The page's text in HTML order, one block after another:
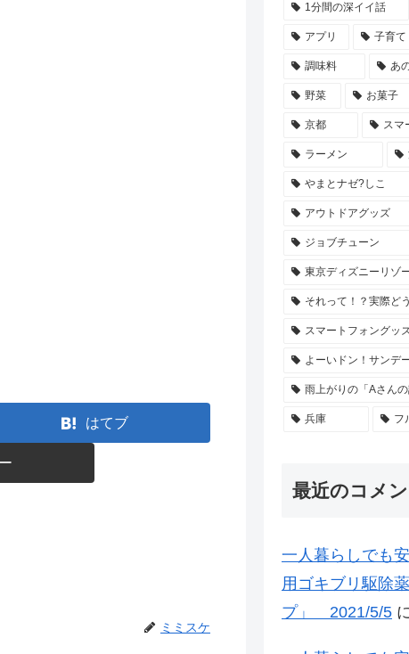
はてブ
ミミスケ
1分間の深イイ話
アプリ 子育て
調味料 あ
野菜 お菓子
京都 スマ
ラーメン
やまとナゼ?しこ
アウトドアグッズ
ジョブチューン
東京ディズニーリゾ
それって！？実際ど
スマートフォングッ
よーいドン！サンデ
雨上がりの「Aさん
兵庫 フ
最近のコメン
一人暮らしでも
用ゴキブリ駆除
プ」 2021/5/5